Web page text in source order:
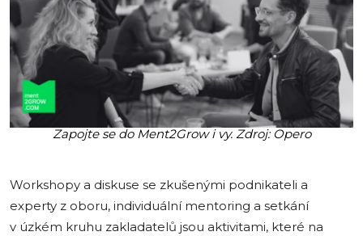
Zapojte se do Ment2Grow i vy. Zdroj: Opero
Workshopy a diskuse se zkušenými podnikateli a
experty z oboru, individuální mentoring a setkání
v úzkém kruhu zakladatelů jsou aktivitami, které na